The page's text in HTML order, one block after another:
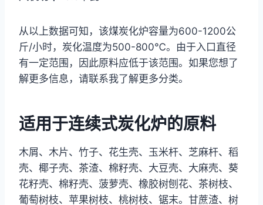
从以上数据可知，该煤炭化炉容量为600-1200公
斤/小时，炭化温度为500-800℃。由于入口直径
有一定范围，因此原料应低于该范围。如果您想了
解更多信息，请联系我了解更多分类。
适用于连续式炭化炉的原料
木屑、木片、竹子、花生壳、玉米杆、芝麻杆、稻
壳、椰子壳、茶渣、棉籽壳、大豆壳、大麻壳、葵
花籽壳、棉籽壳、菠萝壳、橡胶树刨花、茶树枝、
葡萄树枝、苹果树枝、桃树枝、锯末。甘蔗渣、树